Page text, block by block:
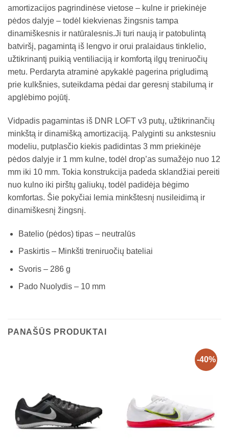
amortizacijos pagrindinėse vietose – kulne ir priekinėje
pėdos dalyje – todėl kiekvienas žingsnis tampa
dinamiškesnis ir natūralesnis.Ji turi naują ir patobulintą
batviršį, pagamintą iš lengvo ir orui pralaidaus tinklelio,
užtikrinantį puikią ventiliaciją ir komfortą ilgų treniruočių
metu. Perdaryta atraminė apykaklė pagerina prigludimą
prie kulkšnies, suteikdama pėdai dar geresnį stabilumą ir
apglėbimo pojūtį.
Vidpadis pagamintas iš DNR LOFT v3 putų, užtikrinančių
minkštą ir dinamišką amortizaciją. Palyginti su ankstesniu
modeliu, putplasčio kiekis padidintas 3 mm priekinėje
pėdos dalyje ir 1 mm kulne, todėl drop’as sumažėjo nuo 12
mm iki 10 mm. Tokia konstrukcija padeda sklandžiai pereiti
nuo kulno iki pirštų galiukų, todėl padidėja bėgimo
komfortas. Šie pokyčiai lemia minkštesnį nusileidimą ir
dinamiškesnį žingsnį.
Batelio (pėdos) tipas – neutralūs
Paskirtis – Minkšti treniruočių bateliai
Svoris – 286 g
Pado Nuolydis – 10 mm
PANAŠŪS PRODUKTAI
-40%